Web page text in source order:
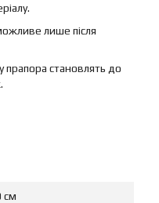
лише після
прапора становлять до
см